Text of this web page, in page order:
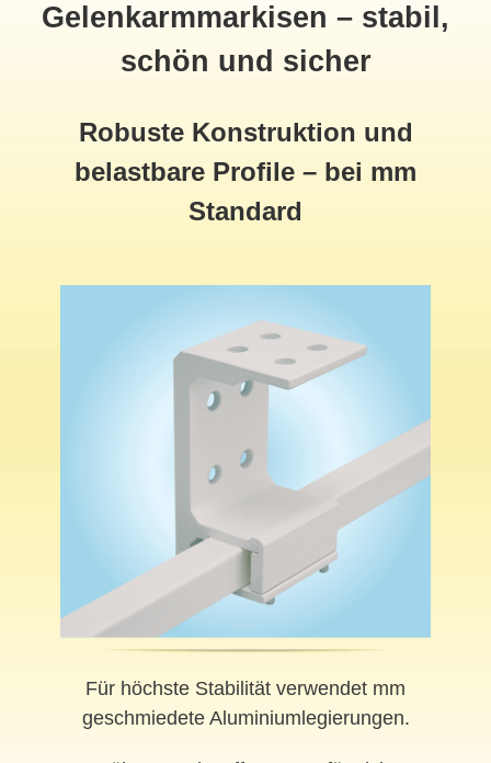
Gelenkarmmarkisen – stabil,
schön und sicher
Robuste Konstruktion und
belastbare Profile – bei mm
Standard
Für höchste Stabilität verwendet mm
geschmiedete Aluminiumlegierungen.